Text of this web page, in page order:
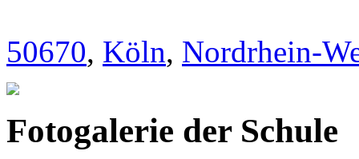
50670, Köln, Nordrhein-
Fotogalerie der Schule